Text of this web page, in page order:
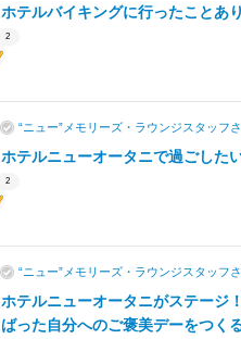
ホテルバイキングに行ったことあ
2
“ニュー”メモリーズ・ラウンジスタッフ
ホテルニューオータニで過ごした
2
“ニュー”メモリーズ・ラウンジスタッフ
ホテルニューオータニがステージ
ばった自分へのご褒美デーをつく